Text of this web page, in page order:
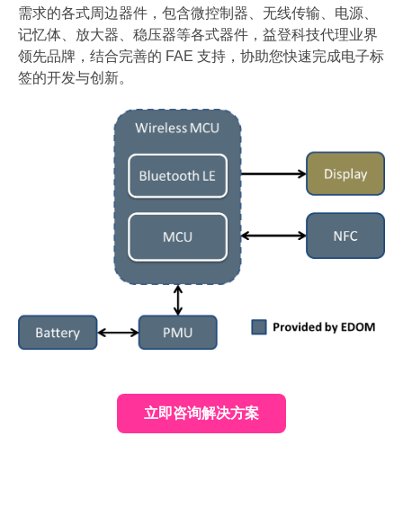
需求的各式周边器件，包含微控制器、无线传输、电源、
记忆体、放大器、稳压器等各式器件，益登科技代理业界
领先品牌，结合完善的 FAE 支持，协助您快速完成电子标
签的开发与创新。
立即咨询解决方案